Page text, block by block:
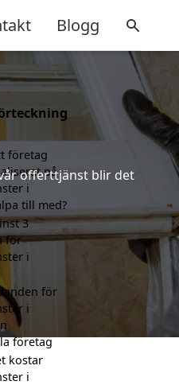
Blogg
offerttjänst blir det
företag
på
i
till med?
3
för
i
för
i
företag
kostar
i